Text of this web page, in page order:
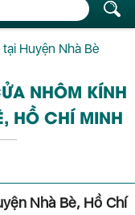
Huyện Nhà Bè
NHÔM KÍNH
HỒ CHÍ MINH
Nhà Bè, Hồ Chí